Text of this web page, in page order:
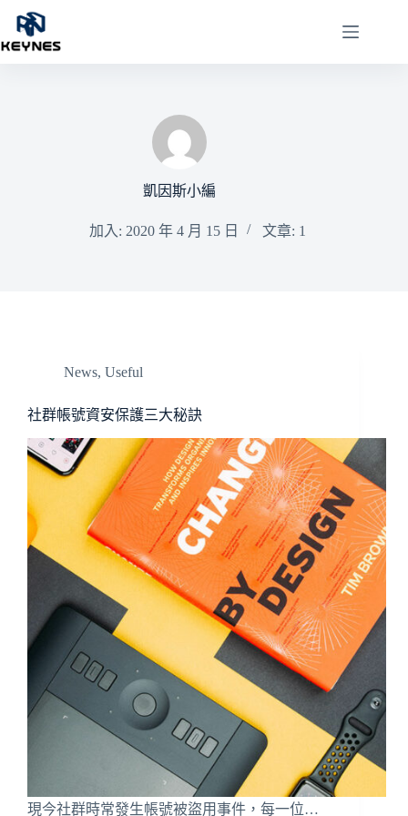
凱因斯小編
加入: 2020 年 4 月 15 日 文章: 1
News, Useful
社群帳號資安保護三大秘訣
現今社群時常發生帳號被盜用事件，每一位…